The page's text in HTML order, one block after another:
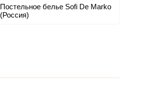
Постельное белье Sofi De Marko
(Россия)